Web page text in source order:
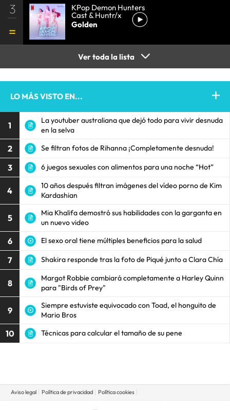
3 KPop Demon Hunters
Cast & Huntr/x
Golden
Ver toda la lista
LO MÁS VISTO EN...
1
La youtuber australiana que dejó todo para vivir desnuda
en la selva
2 Se filtran fotos de Rihanna ¡Completamente desnuda!
3 6 juegos sexuales con alimentos para una noche “Hot”
4
10 años después filtran imágenes del vídeo porno de Kim
Kardashian
5
Mia Khalifa demostró sus habilidades con la garganta en
un nuevo video
6 El sexo oral tiene múltiples beneficios para la salud
7 Shakira responde tras la foto de Piqué junto a Clara Chía
8
Margot Robbie cambiará completamente a Harley Quinn
para "Birds of Prey"
9
Siempre estuviste equivocado con Toad, el honguito de
Mario Bros
10 Técnicas para calcular el tamaño de su pene
Aviso legal Política de privacidad Política cookies